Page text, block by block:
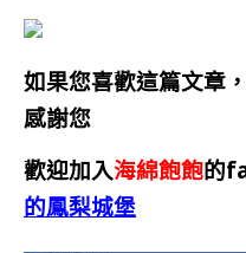
如果您喜歡這篇文章
感謝您
歡迎加入海綿飽飽的
的鳳梨城堡